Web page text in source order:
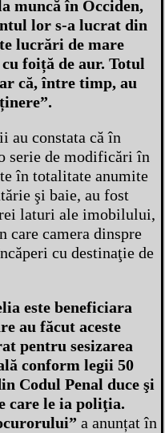
muncă în Occiden,
lor s-a lucrat din
lucrări de mare
foiță de aur. Totul
că, între timp, au
au constata că în
serie de modificări în
în totalitate anumite
şi baie, au fost
laturi ale imobilului,
care camera dinspre
cu destinaţie de
este beneficiara
au făcut aceste
pentru sesizarea
conform legii 50
Codul Penal duce şi
care le ia poliţia.
a anunțat în